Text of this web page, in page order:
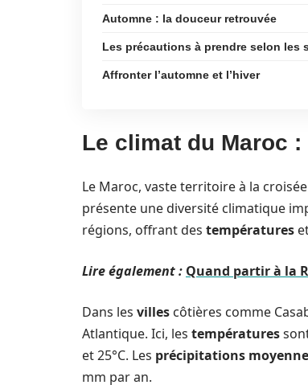
Automne : la douceur retrouvée
Les précautions à prendre selon les
Affronter l’automne et l’hiver
Le climat du Maroc
Le Maroc, vaste territoire à la
présente une diversité climatique
régions, offrant des températures
Lire également : Quand partir à la
Dans les villes côtières comme
Atlantique. Ici, les températures
et 25°C. Les précipitations
mm par an.